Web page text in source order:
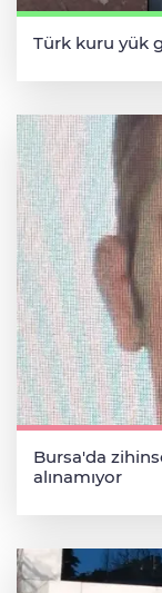
Türk kuru yük
Bursa'da
alınamıyor